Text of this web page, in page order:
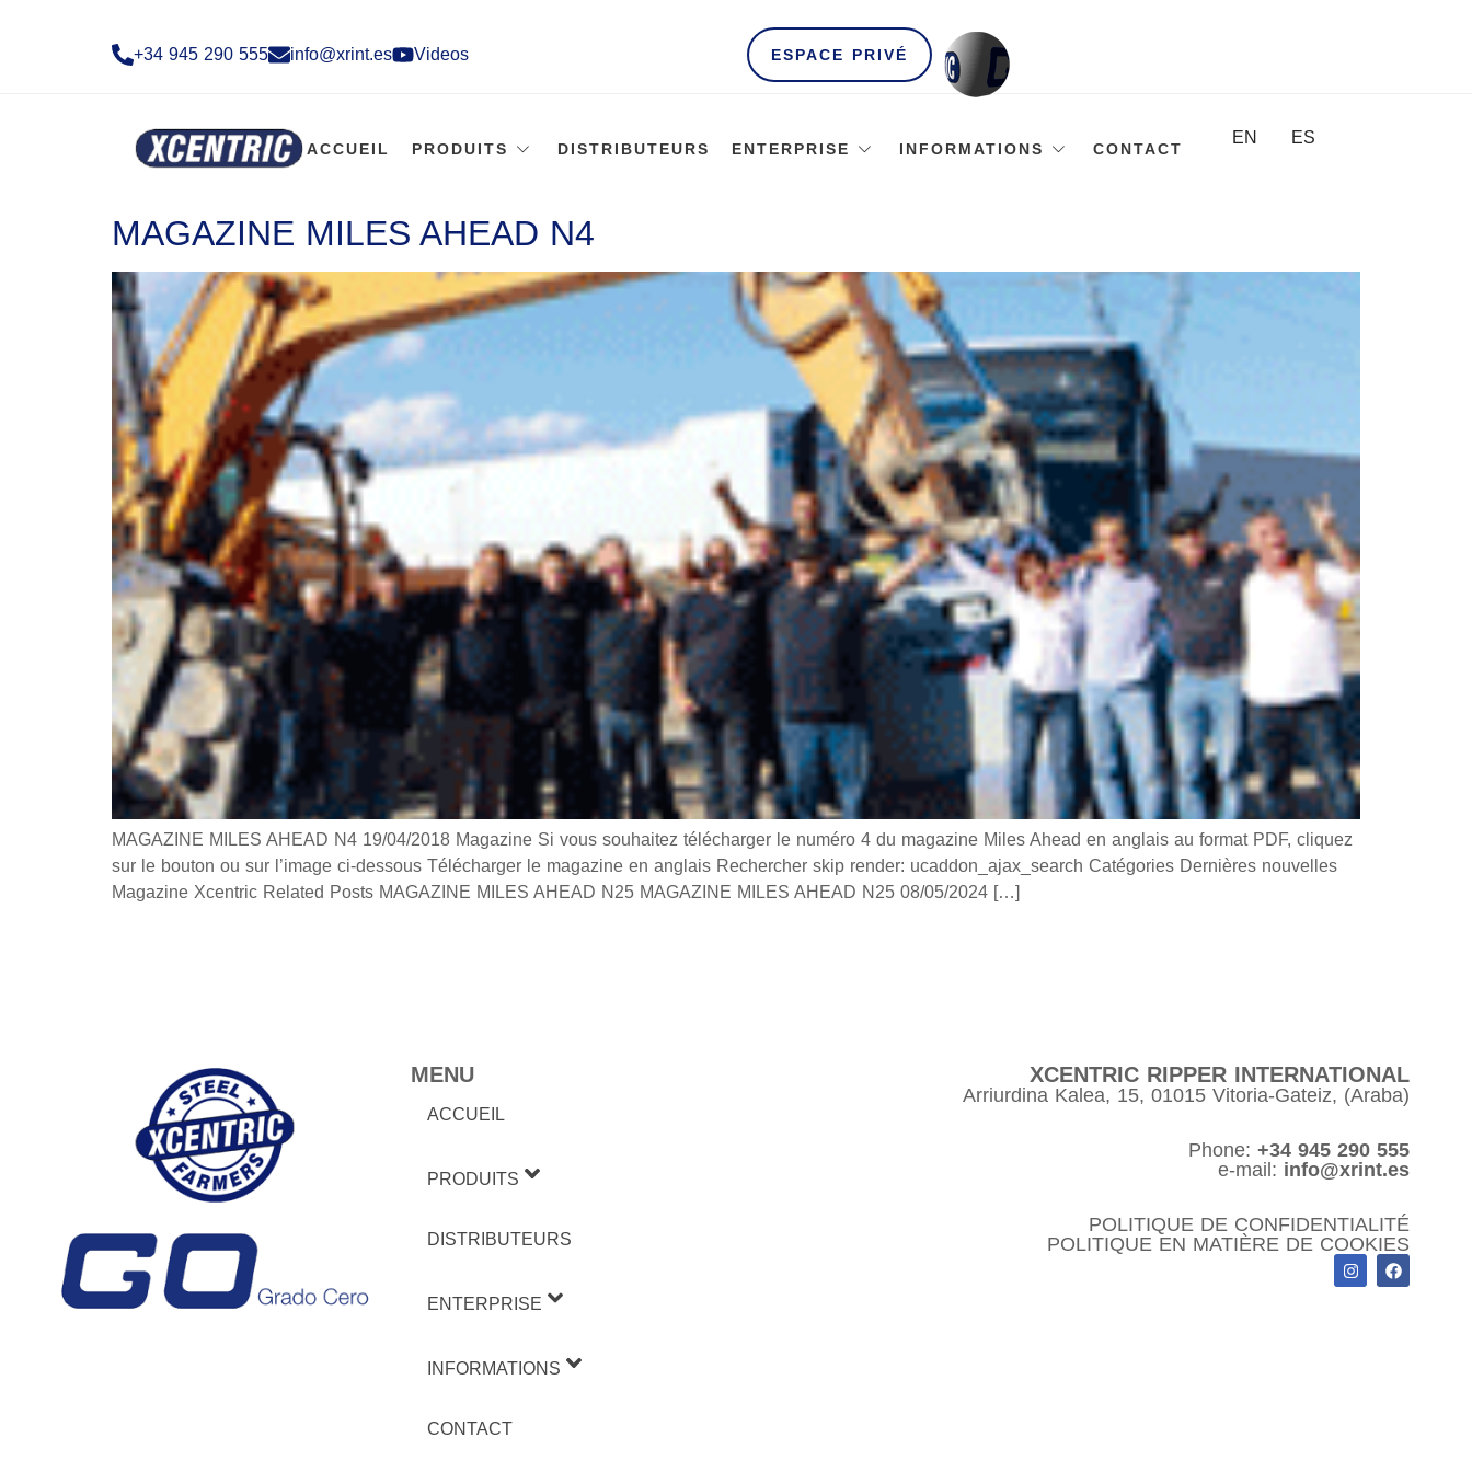
+34 945 290 555​ info@xrint.es Videos ESPACE PRIVÉ
ACCUEIL PRODUITS DISTRIBUTEURS ENTERPRISE INFORMATIONS CONTACT
EN ES
MAGAZINE MILES AHEAD N4
MAGAZINE MILES AHEAD N4 19/04/2018 Magazine Si vous souhaitez télécharger le numéro 4 du magazine Miles Ahead en anglais au format PDF, cliquez
sur le bouton ou sur l’image ci-dessous Télécharger le magazine en anglais Rechercher skip render: ucaddon_ajax_search Catégories Dernières nouvelles
Magazine Xcentric Related Posts MAGAZINE MILES AHEAD N25 MAGAZINE MILES AHEAD N25 08/05/2024 […]
MENU
ACCUEIL
PRODUITS
DISTRIBUTEURS
ENTERPRISE
INFORMATIONS
CONTACT
XCENTRIC RIPPER INTERNATIONAL
Arriurdina Kalea, 15, 01015 Vitoria-Gateiz, (Araba)
Phone: +34 945 290 555
e-mail: info@xrint.es
POLITIQUE DE CONFIDENTIALITÉ
POLITIQUE EN MATIÈRE DE COOKIES